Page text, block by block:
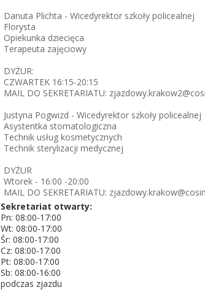
Danuta Plichta - Wicedyrektor szkoły policealnej
Florysta
Opiekunka dziecięca
Terapeuta zajęciowy
DYŻUR:
CZWARTEK 16:15-20:15
MAIL DO SEKRETARIATU:
Justyna Pogwizd - Wicedyrektor szkoły policealnej
Asystentka stomatologiczna
Technik usług kosmetycznych
Technik sterylizacji medycznej
DYŻUR
Wtorek - 16:00 -20:00
MAIL DO SEKRETARIATU:
Sekretariat otwarty:
Pn: 08:00-17:00
Wt: 08:00-17:00
Śr: 08:00-17:00
Cz: 08:00-17:00
Pt: 08:00-17:00
Sb: 08:00-16:00
podczas zjazdu